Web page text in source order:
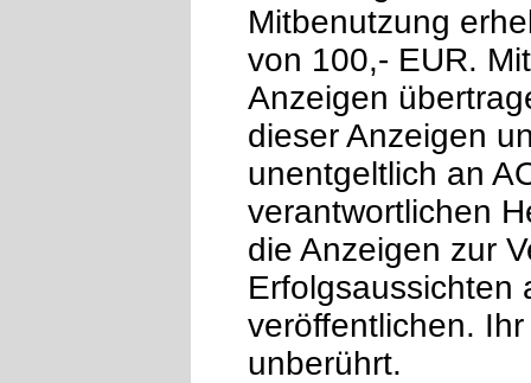
Mitbenutzung
von 100,- EUR.
Anzeigen
dieser Anzeigen
unentgeltlich an
verantwortlichen
die Anzeigen zur
Erfolgsaussichten
veröffentlichen.
unberührt.